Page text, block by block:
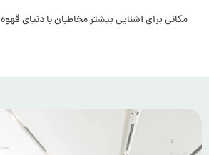
مکانی برای آشنایی بیشتر مخاطبان با دنیای قهوه